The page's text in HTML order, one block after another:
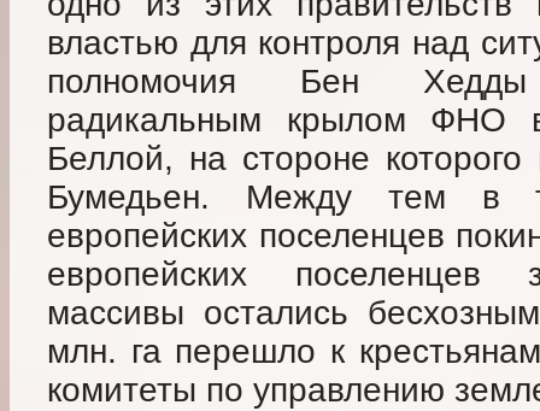
властью для контроля над
полномочия Бен
радикальным крылом ФНО
Беллой, на стороне
Бумедьен. Между тем в
европейских поселенцев
европейских поселенцев
массивы остались
млн. га перешло к
комитеты по управлению